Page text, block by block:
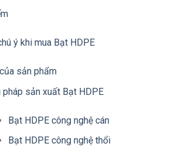
ý khi mua Bạt HDPE
sản phẩm
pháp sản xuất Bạt HDPE
Bạt HDPE công nghệ cán
Bạt HDPE công nghệ thổi